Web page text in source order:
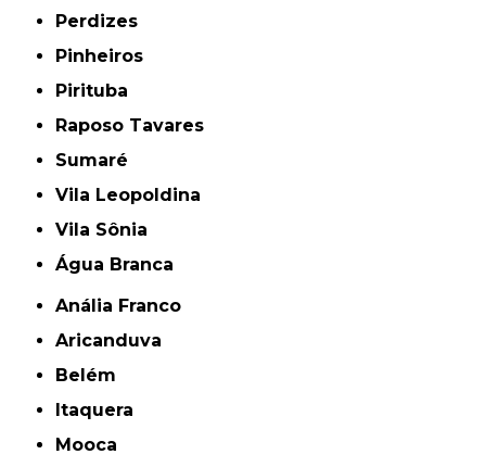
Perdizes
Pinheiros
Pirituba
Raposo Tavares
Sumaré
Vila Leopoldina
Vila Sônia
Água Branca
Anália Franco
Aricanduva
Belém
Itaquera
Mooca